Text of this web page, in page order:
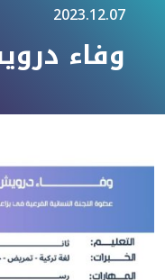
2023.12.07
وفاء